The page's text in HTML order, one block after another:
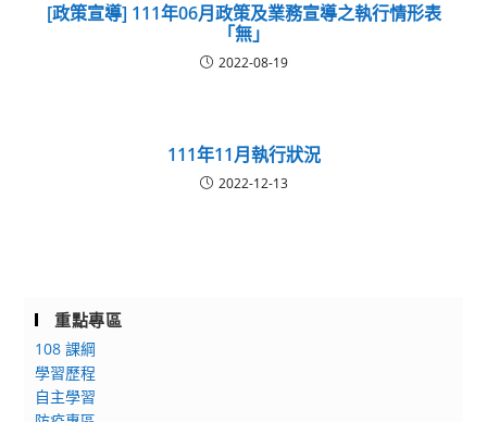
[政策宣導] 111年06月政策及業務宣導之執行情形表
「無」
2022-08-19
111年11月執行狀況
2022-12-13
重點專區
108 課綱
學習歷程
自主學習